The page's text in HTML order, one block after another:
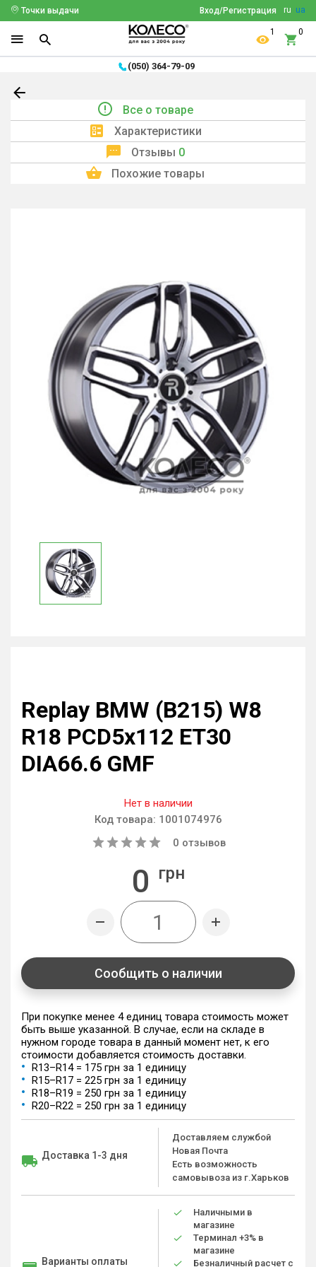
ru ua
Вход/Регистрация
Точки выдачи
1 0
(050) 364-79-09
Все о товаре
Характеристики
Отзывы 0
Похожие товары
Replay BMW (B215) W8
R18 PCD5x112 ET30
DIA66.6 GMF
Нет в наличии
Код товара: 1001074976
0 отзывов
0 грн
Сообщить о наличии
При покупке менее 4 единиц товара стоимость может
быть выше указанной. В случае, если на складе в
нужном городе товара в данный момент нет, к его
стоимости добавляется стоимость доставки.
R13–R14 = 175 грн за 1 единицу
R15–R17 = 225 грн за 1 единицу
R18–R19 = 250 грн за 1 единицу
R20–R22 = 250 грн за 1 единицу
Доставка 1-3 дня
Доставляем службой
Новая Почта
Есть возможность
самовывоза из г.Харьков
Варианты оплаты
Наличными в
магазине
Терминал +3% в
магазине
Безналичный расчет с